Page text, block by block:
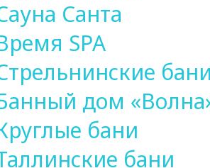
Санта
SPA
дом
бани
бани